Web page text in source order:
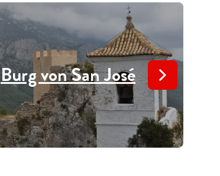
Burg von San José